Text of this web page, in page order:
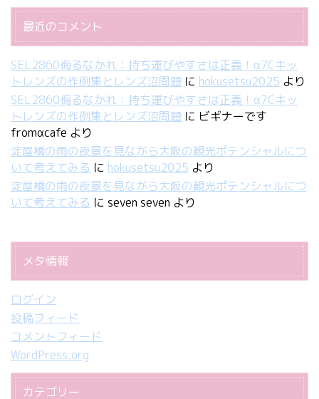
最近のコメント
SEL2860侮るなかれ：持ち運びやすさは正義！α7Cキッ
トレンズの作例集とレンズ沼問題 に hokusetsu2025 より
SEL2860侮るなかれ：持ち運びやすさは正義！α7Cキッ
トレンズの作例集とレンズ沼問題 に ビギナーです
fromαcafe より
淀屋橋の雨の夜景を見ながら大阪の観光ポテンシャルにつ
いて考えてみる に hokusetsu2025 より
淀屋橋の雨の夜景を見ながら大阪の観光ポテンシャルにつ
いて考えてみる に seven seven より
メタ情報
ログイン
投稿フィード
コメントフィード
WordPress.org
カテゴリー